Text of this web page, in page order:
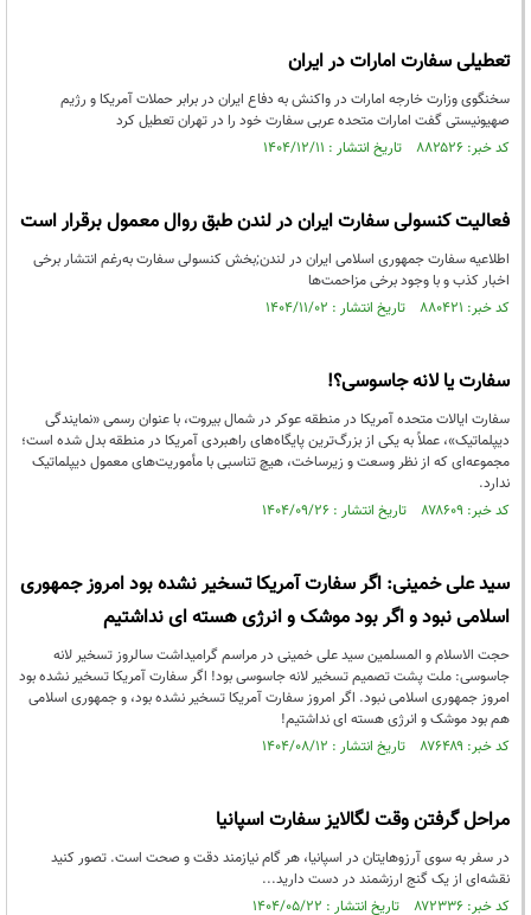
تعطیلی سفارت امارات در ایران
سخنگوی وزارت خارجه امارات در واکنش به دفاع ایران در برابر حملات آمریکا و رژیم
صهیونیستی گفت امارات متحده عربی سفارت خود را در تهران تعطیل کرد
کد خبر: ۸۸۲۵۲۶ تاریخ انتشار : ۱۴۰۴/۱۲/۱۱
فعالیت کنسولی سفارت ایران در لندن طبق روال معمول برقرار است
اطلاعیه سفارت جمهوری اسلامی ایران در لندن;بخش کنسولی سفارت به‌رغم انتشار برخی
اخبار کذب و با وجود برخی مزاحمت‌ها
کد خبر: ۸۸۰۴۲۱ تاریخ انتشار : ۱۴۰۴/۱۱/۰۲
سفارت یا لانه جاسوسی؟!
سفارت ایالات متحده آمریکا در منطقه عوکر در شمال بیروت، با عنوان رسمی «نمایندگی
دیپلماتیک»، عملاً به یکی از بزرگ‌ترین پایگاه‌های راهبردی آمریکا در منطقه بدل شده است؛
مجموعه‌ای که از نظر وسعت و زیرساخت، هیچ تناسبی با مأموریت‌های معمول دیپلماتیک
ندارد.
کد خبر: ۸۷۸۶۰۹ تاریخ انتشار : ۱۴۰۴/۰۹/۲۶
سید علی خمینی: اگر سفارت آمریکا تسخیر نشده بود امروز جمهوری
اسلامی نبود و اگر بود موشک و انرژی هسته ای نداشتیم
حجت الاسلام و المسلمین سید علی خمینی در مراسم گرامیداشت سالروز تسخیر لانه
جاسوسی: ملت پشت تصمیم تسخیر لانه جاسوسی بود! اگر سفارت آمریکا تسخیر نشده بود
امروز جمهوری اسلامی نبود. اگر امروز سفارت آمریکا تسخیر نشده بود، و جمهوری اسلامی
هم بود موشک و انرژی هسته ای نداشتیم!
کد خبر: ۸۷۶۴۸۹ تاریخ انتشار : ۱۴۰۴/۰۸/۱۲
مراحل گرفتن وقت لگالایز سفارت اسپانیا
در سفر به سوی آرزوهایتان در اسپانیا، هر گام نیازمند دقت و صحت است. تصور کنید
نقشه‌ای از یک گنج ارزشمند در دست دارید...
کد خبر: ۸۷۲۳۳۶ تاریخ انتشار : ۱۴۰۴/۰۵/۲۲